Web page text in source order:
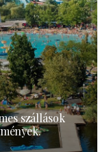
szállások